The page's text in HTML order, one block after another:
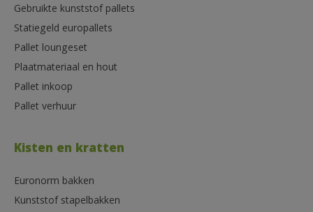
Gebruikte kunststof pallets
Statiegeld europallets
Pallet loungeset
Plaatmateriaal en hout
Pallet inkoop
Pallet verhuur
Kisten en kratten
Euronorm bakken
Kunststof stapelbakken